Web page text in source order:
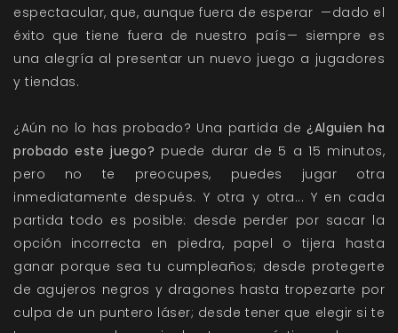
espectacular, que, aunque fuera de esperar —dado el
éxito que tiene fuera de nuestro país— siempre es
una alegría al presentar un nuevo juego a jugadores
y tiendas.
¿Aún no lo has probado? Una partida de¿Alguien ha
probado este juego? puede durar de 5 a 15 minutos,
pero no te preocupes, puedes jugar otra
inmediatamente después. Y otra y otra... Y en cada
partida todo es posible: desde perder por sacar la
opción incorrecta en piedra, papel o tijera hasta
ganar porque sea tu cumpleaños; desde protegerte
de agujeros negros y dragones hasta tropezarte por
culpa de un puntero láser; desde tener que elegir si te